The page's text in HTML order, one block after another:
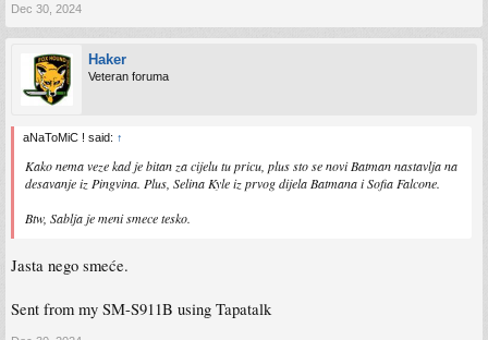
Dec 30, 2024
Haker
Veteran foruma
aNaToMiC ! said: ↑
Kako nema veze kad je bitan za cijelu tu pricu, plus sto se novi Batman nastavlja na
desavanje iz Pingvina. Plus, Selina Kyle iz prvog dijela Batmana i Sofia Falcone.
Btw, Sablja je meni smece tesko.
Jasta nego smeće.
Sent from my SM-S911B using Tapatalk